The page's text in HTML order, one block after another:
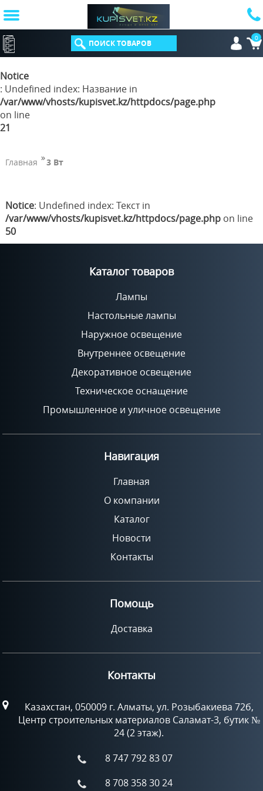
Notice
: Undefined index: Название in
/var/www/vhosts/kupisvet.kz/httpdocs/page.php
on line
21
КАТАЛОГ 0
Главная 3 Вт
Notice: Undefined index: Текст in
/var/www/vhosts/kupisvet.kz/httpdocs/page.phpon line
50
Каталог товаров
Лампы
Настольные лампы
Наружное освещение
Внутреннее освещение
Декоративное освещение
Техническое оснащение
Промышленное и уличное освещение
Навигация
Главная
О компании
Каталог
Новости
Контакты
Помощь
Доставка
Контакты
Казахстан, 050009 г. Алматы, ул. Розыбакиева 72б,
Центр строительных материалов Саламат-3, бутик №
24 (2 этаж).
8 747 792 83 07
8 708 358 30 24